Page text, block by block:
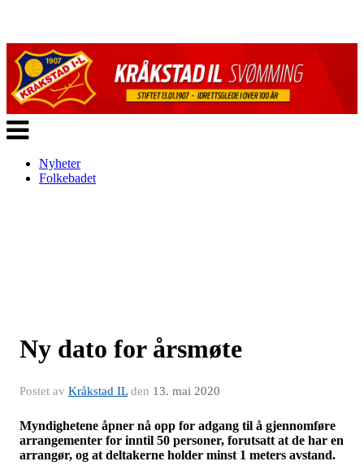
Veksle
navigasjon
Nyheter
Folkebadet
Ny dato for årsmøte
Postet av Kråkstad ILden 13. mai 2020
Myndighetene åpner nå opp for adgang til å gjennomføre
arrangementer for inntil 50 personer, forutsatt at de har en
arrangør, og at deltakerne holder minst 1 meters avstand.